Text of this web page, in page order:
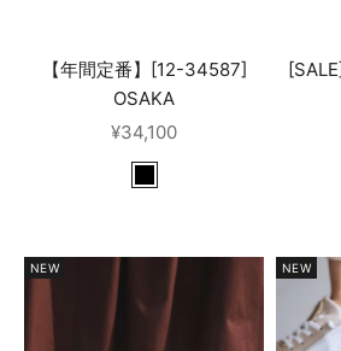
【年間定番】[12-34587]
OSAKA
セール価格
¥34,100
SCHWARZ
NEW NEW